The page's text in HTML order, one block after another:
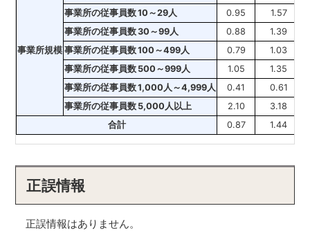
事業所規模
事業所の従事員数10～29人 0.95 1.57
事業所の従事員数30～99人 0.88 1.39
事業所の従事員数100～499人 0.79 1.03
事業所の従事員数 500～999人 1.05 1.35
事業所の従事員数1,000人～4,999人 0.41 0.61
事業所の従事員数 5,000人以上 2.10 3.18
合計
0.87 1.44
正誤情報
正誤情報はありません。